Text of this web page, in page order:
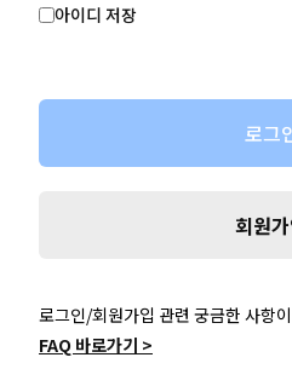
아이디 저장
로그
회원
로그인/회원가입 관련 궁금한 사항
FAQ 바로가기 >